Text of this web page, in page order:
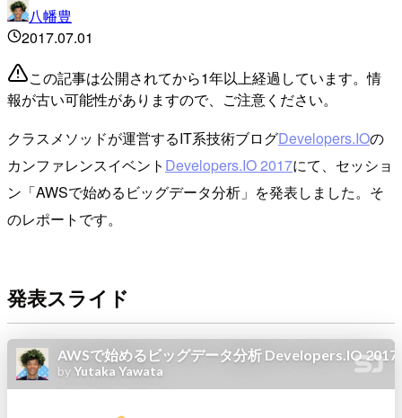
八幡豊
2017.07.01
この記事は公開されてから1年以上経過しています。情
報が古い可能性がありますので、ご注意ください。
クラスメソッドが運営するIT系技術ブログDevelopers.IOの
カンファレンスイベント Developers.IO 2017にて、セッショ
ン「AWSで始めるビッグデータ分析」を発表しました。そ
のレポートです。
発表スライド